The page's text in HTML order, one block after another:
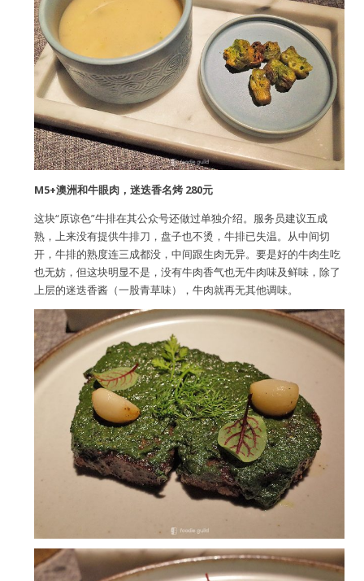
用户名或Email
密码
忘记密码?
记住我的登录状态
没帐号？注册一个
M5+澳洲和牛眼肉，迷迭香名烤 280元
这块“原谅色”牛排在其公众号还做过单独介绍。服务员建议五成
熟，上来没有提供牛排刀，盘子也不烫，牛排已失温。从中间切
开，牛排的熟度连三成都没，中间跟生肉无异。要是好的牛肉生吃
也无妨，但这块明显不是，没有牛肉香气也无牛肉味及鲜味，除了
上层的迷迭香酱（一股青草味），牛肉就再无其他调味。